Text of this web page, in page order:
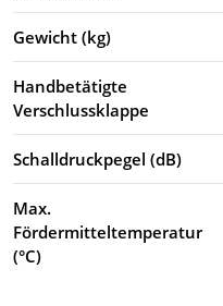
Gewicht (kg)
Handbetätigte
Verschlussklappe
Schalldruckpegel (dB)
Max.
Fördermitteltemperatur
(°C)